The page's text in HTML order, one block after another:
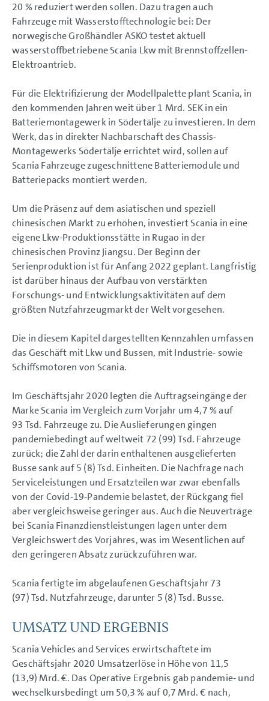
20 % reduziert werden sollen. Dazu tragen auch
Fahrzeuge mit Wasserstofftechnologie bei: Der
norwegische Großhändler ASKO testet aktuell
wasserstoffbetriebene Scania Lkw mit Brennstoffzellen-
Elektroantrieb.
Für die Elektrifizierung der Modellpalette plant Scania, in
den kommenden Jahren weit über1 Mrd. SEKin ein
Batteriemontagewerk in Södertälje zu investieren. In dem
Werk, das in direkter Nachbarschaft des Chassis-
Montagewerks Södertälje errichtet wird, sollen auf
Scania Fahrzeuge zugeschnittene Batteriemodule und
Batteriepacks montiert werden.
Um die Präsenz auf dem asiatischen und speziell
chinesischen Markt zu erhöhen, investiert Scania in eine
eigene Lkw-Produktionsstätte in Rugao in der
chinesischen Provinz Jiangsu. Der Beginn der
Serienproduktion ist für Anfang 2022 geplant. Langfristig
ist darüber hinaus der Aufbau von verstärkten
Forschungs- und Entwicklungsaktivitäten auf dem
größten Nutzfahrzeugmarkt der Welt vorgesehen.
Die in diesem Kapitel dargestellten Kennzahlen umfassen
das Geschäft mit Lkw und Bussen, mit Industrie- sowie
Schiffsmotoren von Scania.
Im Geschäftsjahr 2020 legten die Auftragseingänge der
Marke Scania im Vergleich zum Vorjahr um 4,7 % auf
93 Tsd. Fahrzeuge zu. Die Auslieferungen gingen
pandemiebedingt auf weltweit 72 (99) Tsd. Fahrzeuge
zurück; die Zahl der darin enthaltenen ausgelieferten
Busse sank auf 5 (8) Tsd. Einheiten. Die Nachfrage nach
Serviceleistungen und Ersatzteilen war zwar ebenfalls
von der Covid-19-Pandemie belastet, der Rückgang fiel
aber vergleichsweise geringer aus. Auch die Neuverträge
bei Scania Finanzdienstleistungen lagen unter dem
Vergleichswert des Vorjahres, was im Wesentlichen auf
den geringeren Absatz zurückzuführen war.
Scania fertigte im abgelaufenen Geschäftsjahr 73
(97) Tsd. Nutzfahrzeuge, darunter 5 (8) Tsd. Busse.
UMSATZ UND ERGEBNIS
Scania Vehicles and Services erwirtschaftete im
Geschäftsjahr 2020 Umsatzerlöse in Höhe von 11,5
(13,9) Mrd. €. Das Operative Ergebnis gab pandemie- und
wechselkursbedingt um 50,3 % auf0,7 Mrd. € nach,